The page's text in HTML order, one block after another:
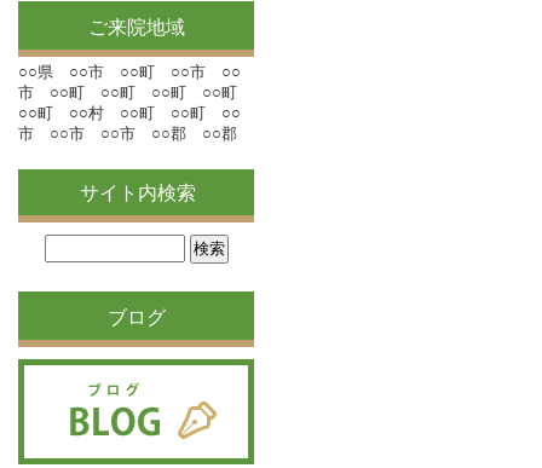
ご来院地域
○○県 ○○市 ○○町 ○○市 ○○
市 ○○町 ○○町 ○○町 ○○町
○○町 ○○村 ○○町 ○○町 ○○
市 ○○市 ○○市 ○○郡 ○○郡
サイト内検索
ブログ